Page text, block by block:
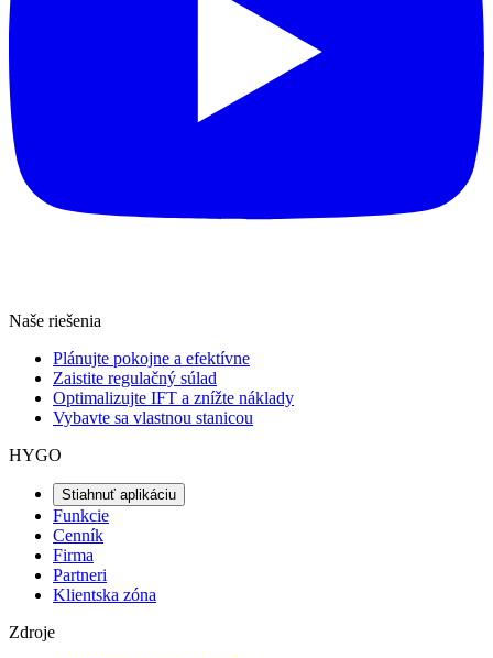
Naše riešenia
Plánujte pokojne a efektívne
Zaistite regulačný súlad
Optimalizujte IFT a znížte náklady
Vybavte sa vlastnou stanicou
HYGO
Stiahnuť aplikáciu
Funkcie
Cenník
Firma
Partneri
Klientska zóna
Zdroje